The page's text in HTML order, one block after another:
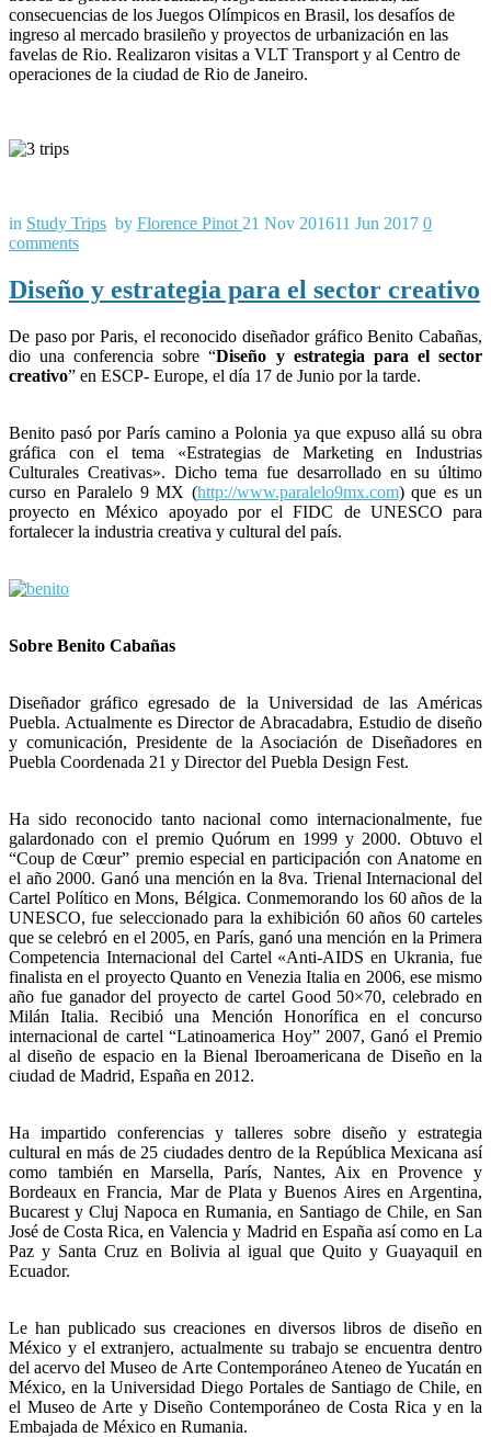
consecuencias de los Juegos Olímpicos en Brasil, los desafíos de
ingreso al mercado brasileño y proyectos de urbanización en las
favelas de Rio. Realizaron visitas a VLT Transport y al Centro de
operaciones de la ciudad de Rio de Janeiro.
in Study Trips by Florence Pinot 21 Nov 201611 Jun 2017 0
comments
Diseño y estrategia para el sector creativo
De paso por Paris, el reconocido diseñador gráfico Benito Cabañas,
dio una conferencia sobre “Diseño y estrategia para el sector
creativo” en ESCP- Europe, el día 17 de Junio por la tarde.
Benito pasó por París camino a Polonia ya que expuso allá su obra
gráfica con el tema «Estrategias de Marketing en Industrias
Culturales Creativas». Dicho tema fue desarrollado en su último
curso en Paralelo 9 MX (http://www.paralelo9mx.com) que es un
proyecto en México apoyado por el FIDC de UNESCO para
fortalecer la industria creativa y cultural del país.
Sobre Benito Cabañas
Diseñador gráfico egresado de la Universidad de las Américas
Puebla. Actualmente es Director de Abracadabra, Estudio de diseño
y comunicación, Presidente de la Asociación de Diseñadores en
Puebla Coordenada 21 y Director del Puebla Design Fest.
Ha sido reconocido tanto nacional como internacionalmente, fue
galardonado con el premio Quórum en 1999 y 2000. Obtuvo el
“Coup de Cœur” premio especial en participación con Anatome en
el año 2000. Ganó una mención en la 8va. Trienal Internacional del
Cartel Político en Mons, Bélgica. Conmemorando los 60 años de la
UNESCO, fue seleccionado para la exhibición 60 años 60 carteles
que se celebró en el 2005, en París, ganó una mención en la Primera
Competencia Internacional del Cartel «Anti-AIDS en Ukrania, fue
finalista en el proyecto Quanto en Venezia Italia en 2006, ese mismo
año fue ganador del proyecto de cartel Good 50×70, celebrado en
Milán Italia. Recibió una Mención Honorífica en el concurso
internacional de cartel “Latinoamerica Hoy” 2007, Ganó el Premio
al diseño de espacio en la Bienal Iberoamericana de Diseño en la
ciudad de Madrid, España en 2012.
Ha impartido conferencias y talleres sobre diseño y estrategia
cultural en más de 25 ciudades dentro de la República Mexicana así
como también en Marsella, París, Nantes, Aix en Provence y
Bordeaux en Francia, Mar de Plata y Buenos Aires en Argentina,
Bucarest y Cluj Napoca en Rumania, en Santiago de Chile, en San
José de Costa Rica, en Valencia y Madrid en España así como en La
Paz y Santa Cruz en Bolivia al igual que Quito y Guayaquil en
Ecuador.
Le han publicado sus creaciones en diversos libros de diseño en
México y el extranjero, actualmente su trabajo se encuentra dentro
del acervo del Museo de Arte Contemporáneo Ateneo de Yucatán en
México, en la Universidad Diego Portales de Santiago de Chile, en
el Museo de Arte y Diseño Contemporáneo de Costa Rica y en la
Embajada de México en Rumania.